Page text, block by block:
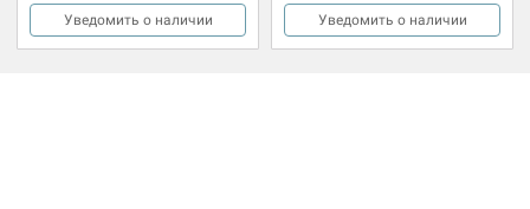
Уведомить о наличии Уведомить о наличии